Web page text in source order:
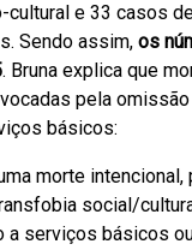
cultural e 33 casos
Sendo assim,os
. Bruna explica que
pela
básicos:
morte intencional,
social/
a serviços básicos